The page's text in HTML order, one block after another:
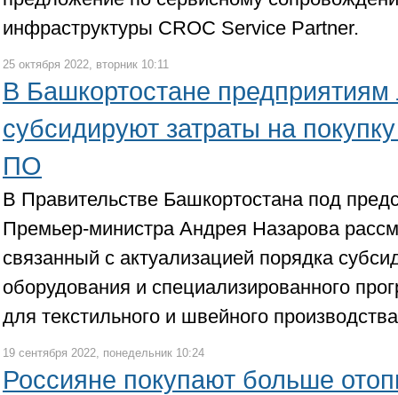
инфраструктуры CROC Service Partner.
25 октября 2022, вторник 10:11
В Башкортостане предприятиям
субсидируют затраты на
ПО
В Правительстве Башкортостана под
Премьер-министра Андрея Назарова
связанный с актуализацией порядка
оборудования и специализированного
для текстильного и швейного
19 сентября 2022, понедельник 10:24
Россияне покупают больше